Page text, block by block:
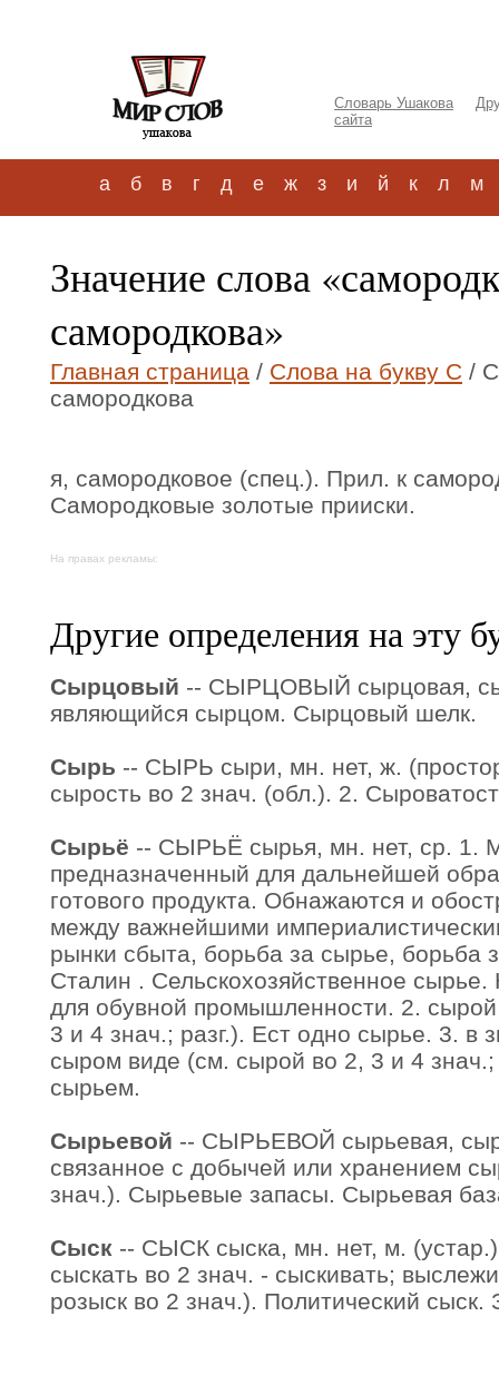
Словарь Ушакова
сайта
а б в г д е ж з и й к л м
Значение слова
самородкова»
Главная страница / Слова на букву С /
самородкова
я, самородковое (спец.). Прил. к
Самородковые золотые прииски.
На правах рекламы:
Другие определения на эту
Сырцовый -- СЫРЦОВЫЙ сырцовая,
являющийся сырцом. Сырцовый шелк.
Сырь -- СЫРЬ сыри, мн. нет, ж.
сырость во 2 знач. (обл.). 2.
Сырьё -- СЫРЬЁ сырья, мн. нет, ср. 1.
предназначенный для дальнейшей
готового продукта. Обнажаются и
между важнейшими
рынки сбыта, борьба за сырье, борьба
Сталин . Сельскохозяйственное
для обувной промышленности. 2.
3 и 4 знач.; разг.). Ест одно сырье. 3. в
сыром виде (см. сырой во 2, 3 и 4 знач.;
сырьем.
Сырьевой -- СЫРЬЕВОЙ сырьевая,
связанное с добычей или хранением
знач.). Сырьевые запасы. Сырьевая
Сыск -- СЫСК сыска, мн. нет, м.
сыскать во 2 знач. - сыскивать;
розыск во 2 знач.). Политический сыск.